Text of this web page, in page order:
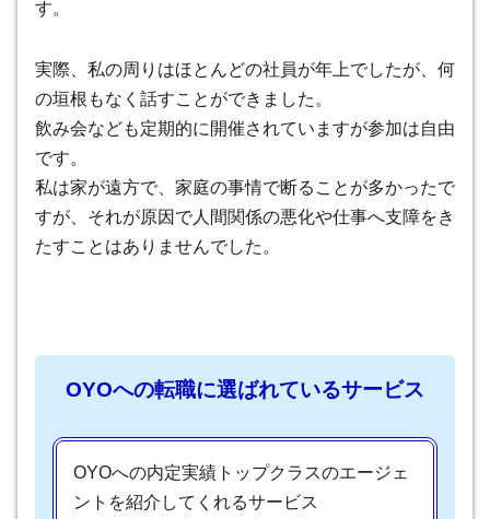
す。
実際、私の周りはほとんどの社員が年上でしたが、何
の垣根もなく話すことができました。
飲み会なども定期的に開催されていますが参加は自由
です。
私は家が遠方で、家庭の事情で断ることが多かったで
すが、それが原因で人間関係の悪化や仕事へ支障をき
たすことはありませんでした。
OYOへの転職に選ばれているサービス
OYOへの内定実績トップクラスのエージェ
ントを紹介してくれるサービス